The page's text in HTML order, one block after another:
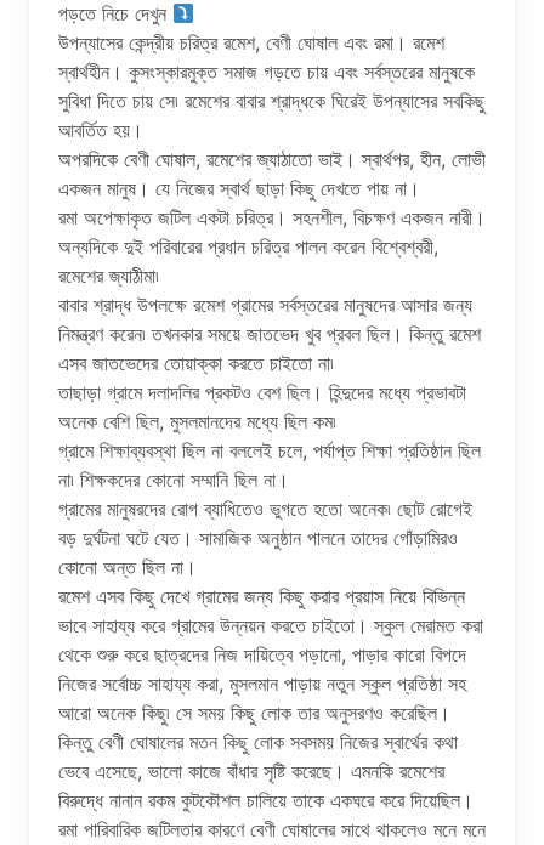
পড়তে নিচে দেখুন
উপন্যাসের কেন্দ্রীয় চরিত্র রমেশ, বেণী ঘোষাল এবং রমা। রমেশ
স্বার্থহীন। কুসংস্কারমুক্ত সমাজ গড়তে চায় এবং সর্বস্তরের মানুষকে
সুবিধা দিতে চায় সে৷ রমেশের বাবার শ্রাদ্ধকে ঘিরেই উপন্যাসের সবকিছু
আবর্তিত হয়।
অপরদিকে বেণী ঘোষাল, রমেশের জ্যাঠাতো ভাই। স্বার্থপর, হীন, লোভী
একজন মানুষ। যে নিজের স্বার্থ ছাড়া কিছু দেখতে পায় না।
রমা অপেক্ষাকৃত জটিল একটা চরিত্র। সহনশীল, বিচক্ষণ একজন নারী।
অন্যদিকে দুই পরিবারের প্রধান চরিত্র পালন করেন বিশ্বেশ্বরী,
রমেশের জ্যাঠীমা৷
বাবার শ্রাদ্ধ উপলক্ষে রমেশ গ্রামের সর্বস্তরের মানুষদের আসার জন্য
নিমন্ত্রণ করেন৷ তখনকার সময়ে জাতভেদ খুব প্রবল ছিল। কিন্তু রমেশ
এসব জাতভেদের তোয়াক্কা করতে চাইতো না৷
তাছাড়া গ্রামে দলাদলির প্রকটও বেশ ছিল। হিন্দুদের মধ্যে প্রভাবটা
অনেক বেশি ছিল, মুসলমানদের মধ্যে ছিল কম৷
গ্রামে শিক্ষাব্যবস্থা ছিল না বললেই চলে, পর্যাপ্ত শিক্ষা প্রতিষ্ঠান ছিল
না৷ শিক্ষকদের কোনো সম্মানি ছিল না।
গ্রামের মানুষরদের রোগ ব্যাধিতেও ভুগতে হতো অনেক৷ ছোট রোগেই
বড় দুর্ঘটনা ঘটে যেত। সামাজিক অনুষ্ঠান পালনে তাদের গোঁড়ামিরও
কোনো অন্ত ছিল না।
রমেশ এসব কিছু দেখে গ্রামের জন্য কিছু করার প্রয়াস নিয়ে বিভিন্ন
ভাবে সাহায্য করে গ্রামের উন্নয়ন করতে চাইতো। স্কুল মেরামত করা
থেকে শুরু করে ছাত্রদের নিজ দায়িত্বে পড়ানো, পাড়ার কারো বিপদে
নিজের সর্বোচ্চ সাহায্য করা, মুসলমান পাড়ায় নতুন স্কুল প্রতিষ্ঠা সহ
আরো অনেক কিছু৷ সে সময় কিছু লোক তার অনুসরণও করেছিল।
কিন্তু বেণী ঘোষালের মতন কিছু লোক সবসময় নিজের স্বার্থের কথা
ভেবে এসেছে, ভালো কাজে বাঁধার সৃষ্টি করেছে। এমনকি রমেশের
বিরুদ্ধে নানান রকম কুটকৌশল চালিয়ে তাকে একঘরে করে দিয়েছিল।
রমা পারিবারিক জটিলতার কারণে বেণী ঘোষালের সাথে থাকলেও মনে মনে